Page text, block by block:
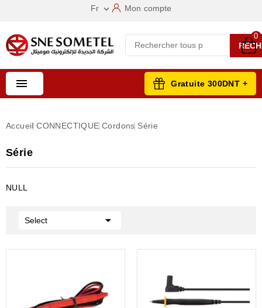
Fr  Mon compte
0
 Gratuite 300DNT +
Accueil CONNECTIQUE Cordons Série
Série
NULL
Select 